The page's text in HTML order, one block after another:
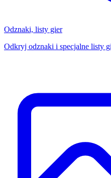
Odznaki, listy gier
Odkryj odznaki i specjalne listy